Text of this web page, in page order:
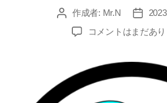
投 作成者: Mr.N
投
稿
あ
が
天
コメントはまだあ